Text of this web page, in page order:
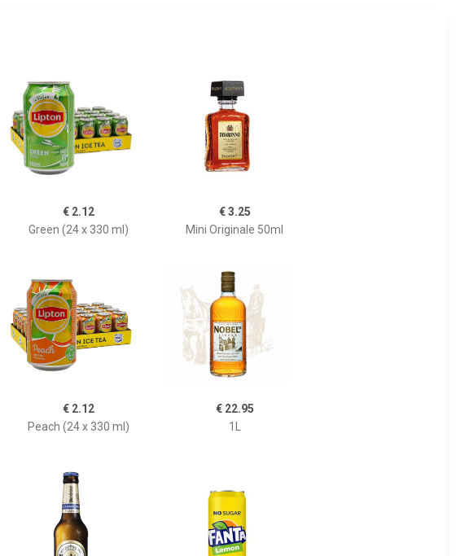
€ 2.12
Green (24 x 330 ml)
€ 3.25
Mini Originale 50ml
€ 2.12
Peach (24 x 330 ml)
€ 22.95
1L